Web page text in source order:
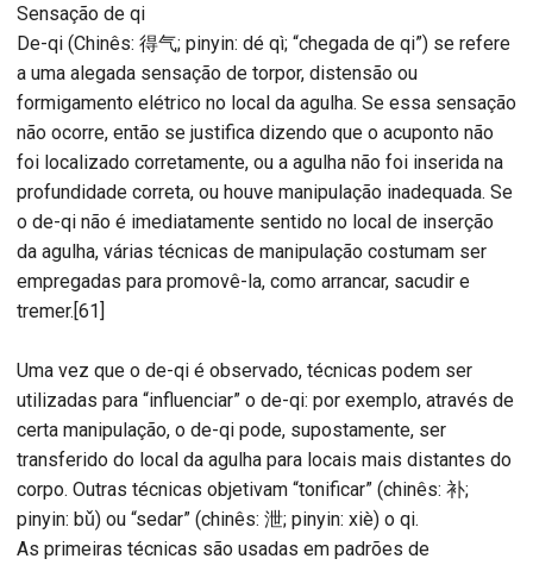
Sensação de qi
De-qi (Chinês: 得气; pinyin: dé qì; “chegada de qi”) se refere
a uma alegada sensação de torpor, distensão ou
formigamento elétrico no local da agulha. Se essa sensação
não ocorre, então se justifica dizendo que o acuponto não
foi localizado corretamente, ou a agulha não foi inserida na
profundidade correta, ou houve manipulação inadequada. Se
o de-qi não é imediatamente sentido no local de inserção
da agulha, várias técnicas de manipulação costumam ser
empregadas para promovê-la, como arrancar, sacudir e
tremer.[61]
Uma vez que o de-qi é observado, técnicas podem ser
utilizadas para “influenciar” o de-qi: por exemplo, através de
certa manipulação, o de-qi pode, supostamente, ser
transferido do local da agulha para locais mais distantes do
corpo. Outras técnicas objetivam “tonificar” (chinês: 补;
pinyin: bǔ) ou “sedar” (chinês: 泄; pinyin: xiè) o qi.
As primeiras técnicas são usadas em padrões de